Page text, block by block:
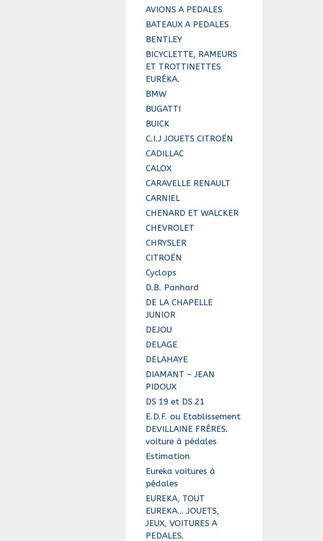
AVIONS A PEDALES
BATEAUX A PEDALES
BENTLEY
BICYCLETTE, RAMEURS
ET TROTTINETTES
EURÉKA.
BMW
BUGATTI
BUICK
C.I.J JOUETS CITROËN
CADILLAC
CALOX
CARAVELLE RENAULT
CARNIEL
CHENARD ET WALCKER
CHEVROLET
CHRYSLER
CITROËN
Cyclops
D.B. Panhard
DE LA CHAPELLE
JUNIOR
DEJOU
DELAGE
DELAHAYE
DIAMANT – JEAN
PIDOUX
DS 19 et DS 21
E.D.F. ou Etablissement
DEVILLAINE FRÈRES.
voiture à pédales
Estimation
Eureka voitures à
pédales
EUREKA, TOUT
EUREKA… JOUETS,
JEUX, VOITURES A
PEDALES.